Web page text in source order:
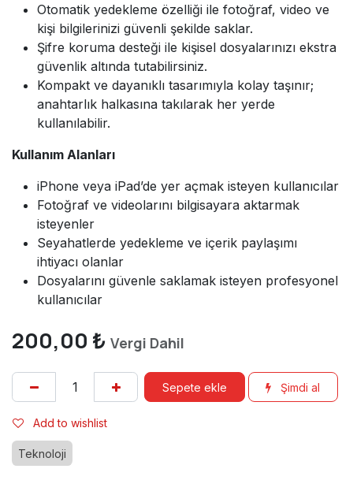
Otomatik yedekleme özelliği ile fotoğraf, video ve
kişi bilgilerinizi güvenli şekilde saklar.
Şifre koruma desteği ile kişisel dosyalarınızı ekstra
güvenlik altında tutabilirsiniz.
Kompakt ve dayanıklı tasarımıyla kolay taşınır;
anahtarlık halkasına takılarak her yerde
kullanılabilir.
Kullanım Alanları
iPhone veya iPad’de yer açmak isteyen kullanıcılar
Fotoğraf ve videolarını bilgisayara aktarmak
isteyenler
Seyahatlerde yedekleme ve içerik paylaşımı
ihtiyacı olanlar
Dosyalarını güvenle saklamak isteyen profesyonel
kullanıcılar
200,00 ₺ Vergi Dahil
Sepete ekle Şimdi al
Add to wishlist
Teknoloji